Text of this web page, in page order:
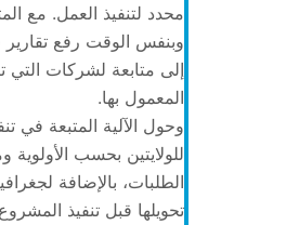
محدد لتنفيذ العمل. مع
وبنفس الوقت رفع تقارير
إلى متابعة لشركات التي
المعمول بها.
وحول الآلية المتبعة في
للولايتين بحسب
الطلبات، بالإضافة
تحويلها قبل تنفيذ